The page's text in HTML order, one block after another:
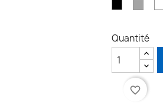
Noir Gris
Quantité
favorite_border